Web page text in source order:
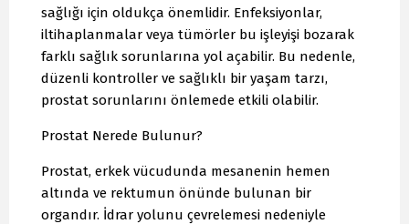
sağlığı için oldukça önemlidir. Enfeksiyonlar,
iltihaplanmalar veya tümörler bu işleyişi bozarak
farklı sağlık sorunlarına yol açabilir. Bu nedenle,
düzenli kontroller ve sağlıklı bir yaşam tarzı,
prostat sorunlarını önlemede etkili olabilir.
Prostat Nerede Bulunur?
Prostat, erkek vücudunda mesanenin hemen
altında ve rektumun önünde bulunan bir
organdır. İdrar yolunu çevrelemesi nedeniyle